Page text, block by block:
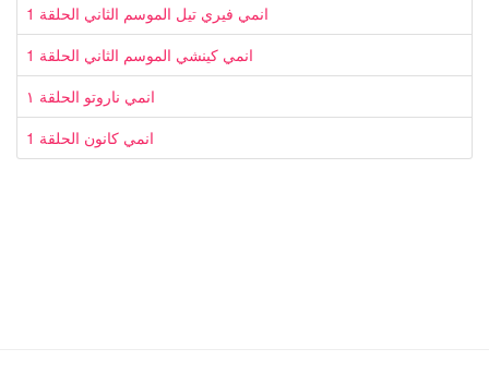
انمي فيري تيل الموسم الثاني الحلقة 1
انمي كينشي الموسم الثاني الحلقة 1
انمي ناروتو الحلقة ١
انمي كانون الحلقة 1